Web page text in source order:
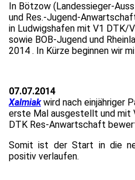
In Bötzow (Landessieger-
und Res.-Jugend-
in Ludwigshafen mit V1 DTK/
sowie BOB-Jugend und
2014 . In Kürze beginnen wir
07.07.2014
Xalmiak wird nach einjähriger
erste Mal ausgestellt und mit
DTK Res-Anwartschaft
Somit ist der Start in die
positiv verlaufen.